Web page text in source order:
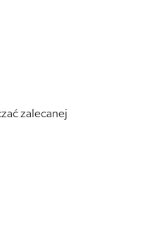
zalecanej